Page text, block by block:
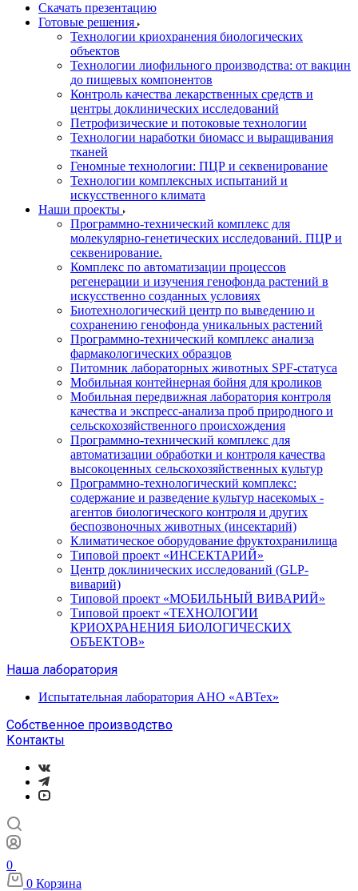
Скачать презентацию
Готовые решения
Технологии криохранения биологических
объектов
Технологии лиофильного производства: от вакцин
до пищевых компонентов
Контроль качества лекарственных средств и
центры доклинических исследований
Петрофизические и потоковые технологии
Технологии наработки биомасс и выращивания
тканей
Геномные технологии: ПЦР и секвенирование
Технологии комплексных испытаний и
искусственного климата
Наши проекты
Программно-технический комплекс для
молекулярно-генетических исследований. ПЦР и
секвенирование.
Комплекс по автоматизации процессов
регенерации и изучения генофонда растений в
искусственно созданных условиях
Биотехнологический центр по выведению и
сохранению генофонда уникальных растений
Программно-технический комплекс анализа
фармакологических образцов
Питомник лабораторных животных SPF-статуса
Мобильная контейнерная бойня для кроликов
Мобильная передвижная лаборатория контроля
качества и экспресс-анализа проб природного и
сельскохозяйственного происхождения
Программно-технический комплекс для
автоматизации обработки и контроля качества
высокоценных сельскохозяйственных культур
Программно-технологический комплекс:
содержание и разведение культур насекомых -
агентов биологического контроля и других
беспозвоночных животных (инсектарий)
Климатическое оборудование фруктохранилища
Типовой проект «ИНСЕКТАРИЙ»
Центр доклинических исследований (GLP-
виварий)
Типовой проект «МОБИЛЬНЫЙ ВИВАРИЙ»
Типовой проект «ТЕХНОЛОГИИ
КРИОХРАНЕНИЯ БИОЛОГИЧЕСКИХ
ОБЪЕКТОВ»
Наша лаборатория
Испытательная лаборатория АНО «АВТех»
Собственное производство
Контакты
0
0 Корзина